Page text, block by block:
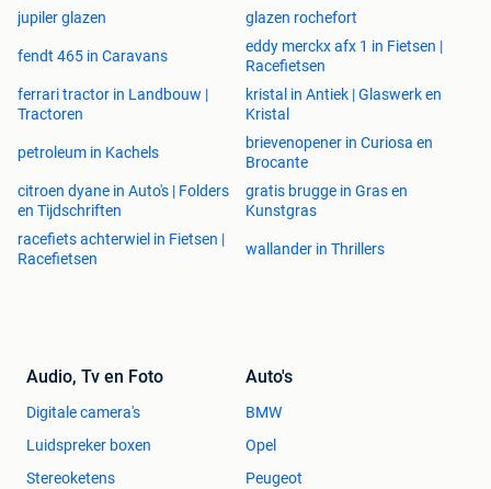
jupiler glazen
glazen rochefort
fendt 465 in Caravans
eddy merckx afx 1 in Fietsen |
Racefietsen
ferrari tractor in Landbouw |
Tractoren
kristal in Antiek | Glaswerk en
Kristal
petroleum in Kachels
brievenopener in Curiosa en
Brocante
citroen dyane in Auto's | Folders
en Tijdschriften
gratis brugge in Gras en
Kunstgras
racefiets achterwiel in Fietsen |
Racefietsen
wallander in Thrillers
Audio, Tv en Foto
Digitale camera's
Luidspreker boxen
Stereoketens
Auto's
BMW
Opel
Peugeot